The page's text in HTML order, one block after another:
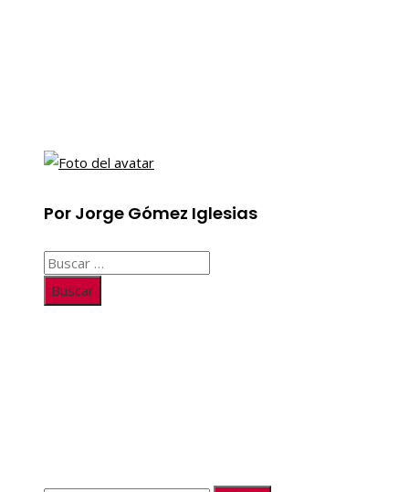
Por Jorge Gómez Iglesias
Buscar: